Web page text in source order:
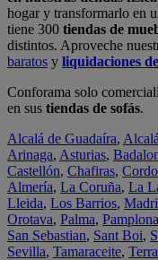
hogar y transformarlo en
tiene 300 tiendas de
distintos. Aproveche
baratos y liquidaciones
Conforama solo
en sus tiendas de sofás.
Alcalá de Guadaíra,
Arinaga, Asturias,
Castellón, Chafiras,
Almería, La Coruña, La
Lleida, Los Barrios,
Orotava, Palma, Pamplona
San Sebastian, Sant Boi,
Sevilla, Tamaraceite,